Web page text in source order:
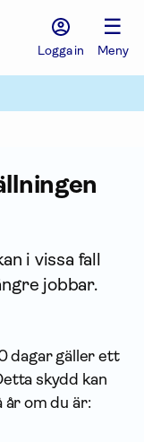
Logga in
☰
Meny
i vissa fall
jobbar.
dagar gäller ett
skydd kan
år om du är: